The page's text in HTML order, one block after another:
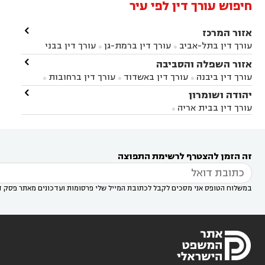
חיפוש עורך דין לפי עיר
אזור המרכז
עורך דין בתל-אביב  עורך דין ברמת-גן 
עורך דין בבני
ברק עורך דין בפתח תקווה עורך דין בראשון לציון
עורך דין ברחובות עורך דין בנס ציונה
במודיעין
עורך דין בהרצליה עורך דין בחולון
עורך
דין בקרית אונו
אונו
עורך דין בבת ים
דין בשוהם 

אזור השפלה והסביבה
עורך דין ביבנה  עורך דין באשדוד  עורך דין ברחובות 
עורך דין בראשון לציון עורך דין במודיעין
עורך דין
בבאר יעקב
עורך דין בגדרה

יהודה ושומרון
עורך דין בבית אריה 

זה הזמן להצטרף לרשימת התפוצה
במשלוח הטופס אני מסכים לקבל לכתובת המייל שלי פרסומות ועדכונים מאתר פסק